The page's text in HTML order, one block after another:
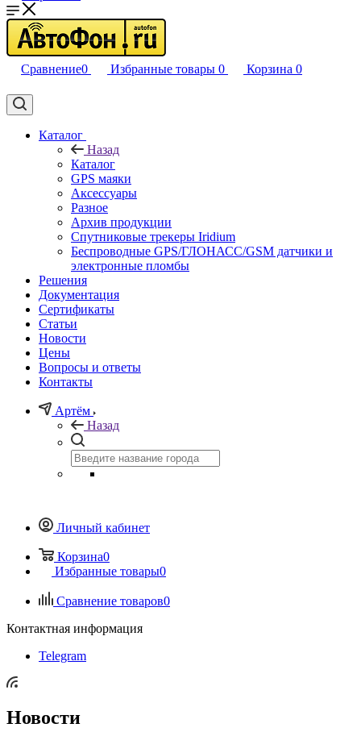
Сравнение0 Избранные товары 0 Корзина 0
Каталог
Назад
Каталог
GPS маяки
Аксессуары
Разное
Архив продукции
Спутниковые трекеры Iridium
Беспроводные GPS/ГЛОНАСС/GSM датчики и
электронные пломбы
Решения
Документация
Сертификаты
Статьи
Новости
Цены
Вопросы и ответы
Контакты
Артём
Назад
Личный кабинет
Корзина0
Избранные товары0
Сравнение товаров0
Контактная информация
Telegram
Новости